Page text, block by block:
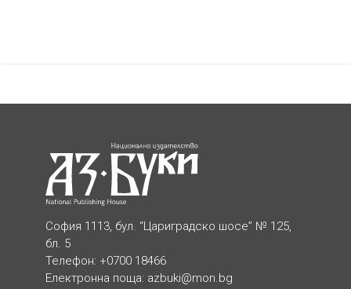
София 1113, бул. “Цариградско шосе” № 125,
бл. 5
Телефон: +0700 18466
Електронна поща: azbuki@mon.bg